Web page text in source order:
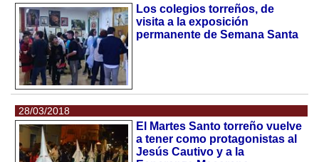
Los colegios torreños, de
visita a la exposición
permanente de Semana Santa
28/03/2018
El Martes Santo torreño vuelve
a tener como protagonistas al
Jesús Cautivo y a la